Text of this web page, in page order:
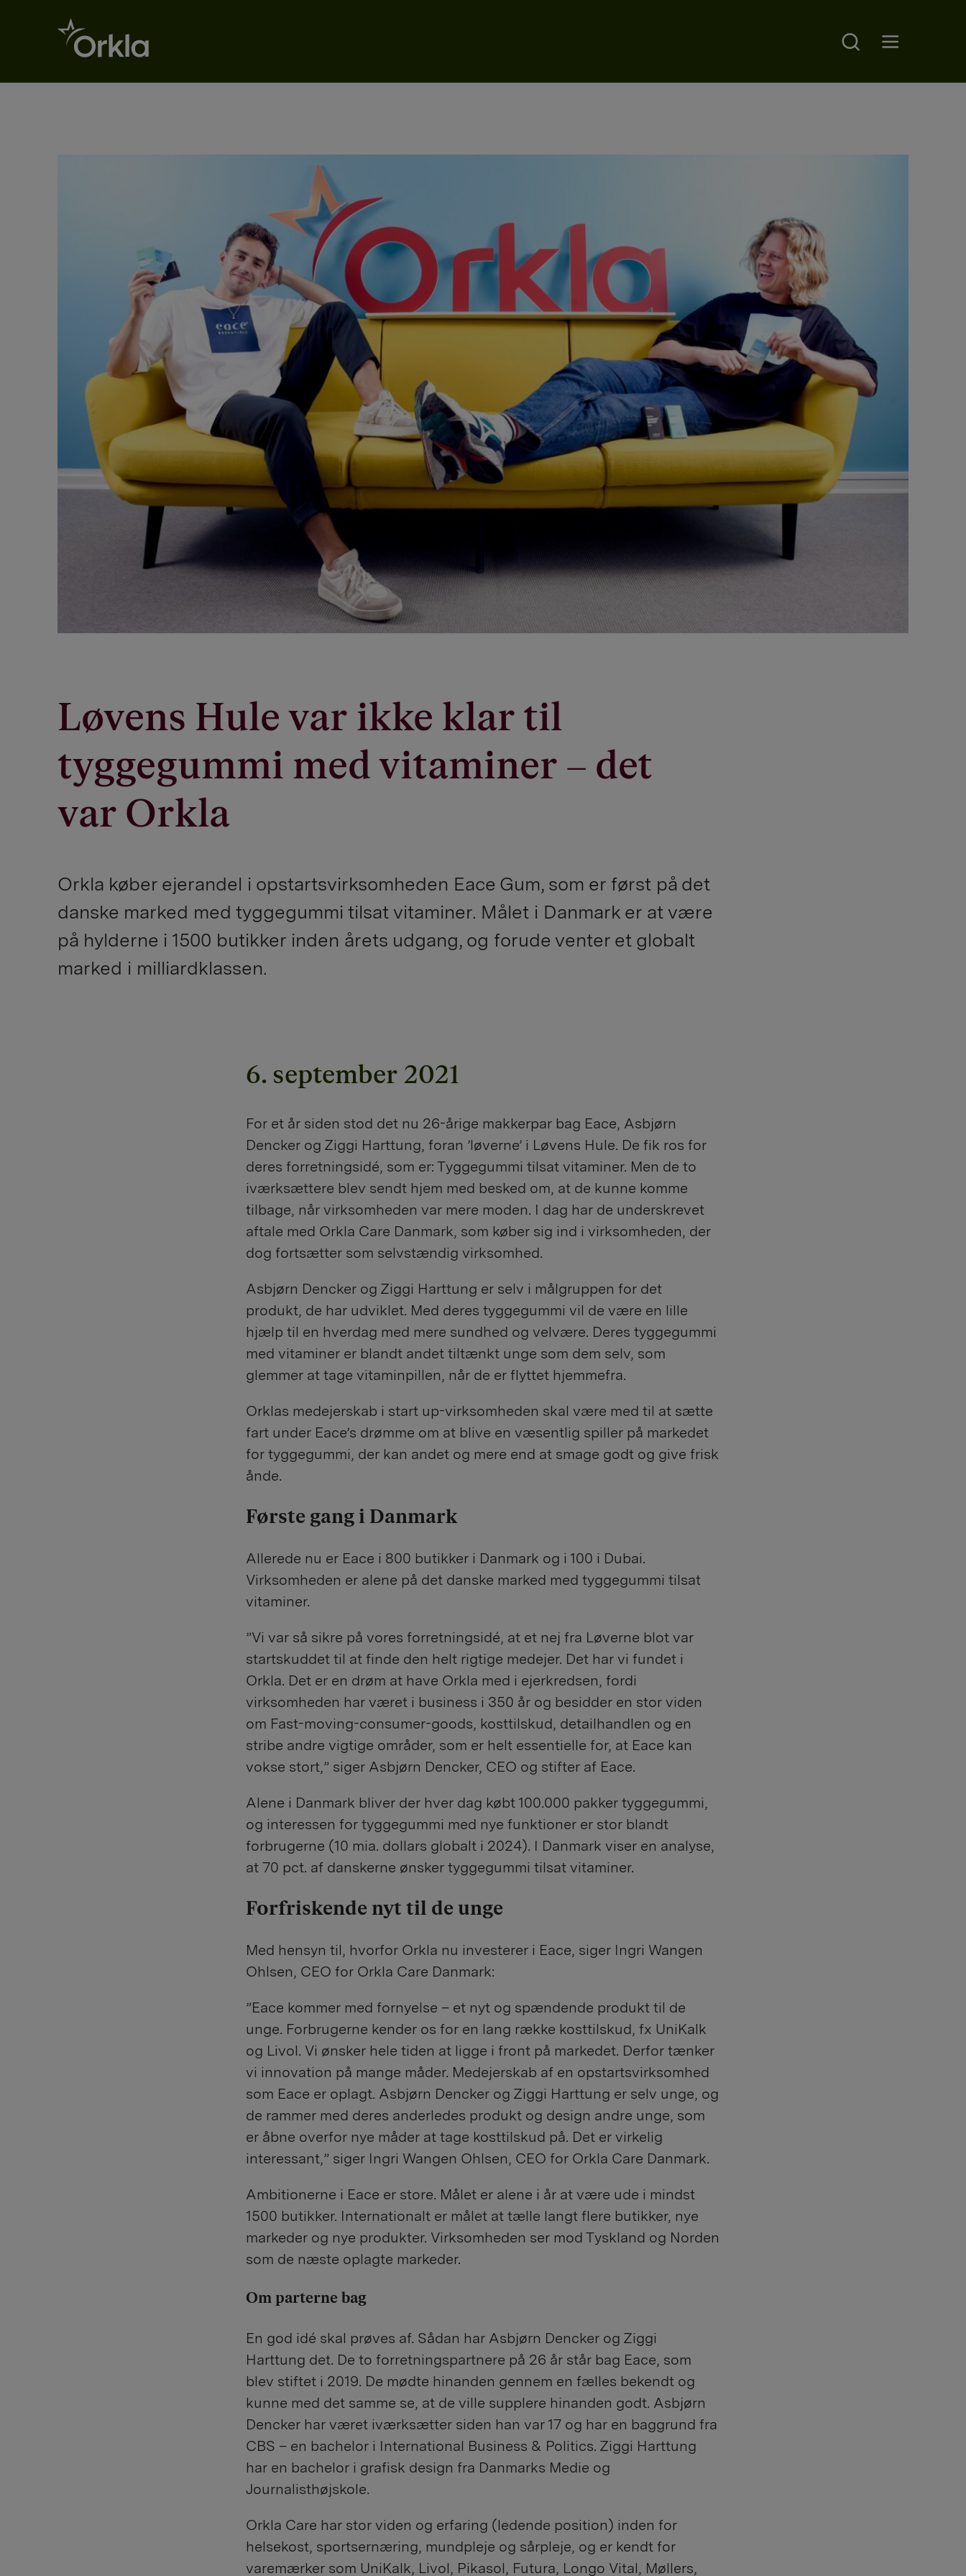
Go to frontpage
Search
Løvens Hule var ikke klar til
tyggegummi med vitaminer – det
var Orkla
Orkla køber ejerandel i opstartsvirksomheden Eace Gum, som er først på det
danske marked med tyggegummi tilsat vitaminer. Målet i Danmark er at være
på hylderne i 1500 butikker inden årets udgang, og forude venter et globalt
marked i milliardklassen.
6. september 2021
For et år siden stod det nu 26-årige makkerpar bag Eace, Asbjørn
Dencker og Ziggi Harttung, foran ’løverne’ i Løvens Hule. De fik ros for
deres forretningsidé, som er: Tyggegummi tilsat vitaminer. Men de to
iværksættere blev sendt hjem med besked om, at de kunne komme
tilbage, når virksomheden var mere moden. I dag har de underskrevet
aftale med Orkla Care Danmark, som køber sig ind i virksomheden, der
dog fortsætter som selvstændig virksomhed.
Asbjørn Dencker og Ziggi Harttung er selv i målgruppen for det
produkt, de har udviklet. Med deres tyggegummi vil de være en lille
hjælp til en hverdag med mere sundhed og velvære. Deres tyggegummi
med vitaminer er blandt andet tiltænkt unge som dem selv, som
glemmer at tage vitaminpillen, når de er flyttet hjemmefra.
Orklas medejerskab i start up-virksomheden skal være med til at sætte
fart under Eace’s drømme om at blive en væsentlig spiller på markedet
for tyggegummi, der kan andet og mere end at smage godt og give frisk
ånde.
Første gang i Danmark
Allerede nu er Eace i 800 butikker i Danmark og i 100 i Dubai.
Virksomheden er alene på det danske marked med tyggegummi tilsat
vitaminer.
”Vi var så sikre på vores forretningsidé, at et nej fra Løverne blot var
startskuddet til at finde den helt rigtige medejer. Det har vi fundet i
Orkla. Det er en drøm at have Orkla med i ejerkredsen, fordi
virksomheden har været i business i 350 år og besidder en stor viden
om Fast-moving-consumer-goods, kosttilskud, detailhandlen og en
stribe andre vigtige områder, som er helt essentielle for, at Eace kan
vokse stort,” siger Asbjørn Dencker, CEO og stifter af Eace.
Alene i Danmark bliver der hver dag købt 100.000 pakker tyggegummi,
og interessen for tyggegummi med nye funktioner er stor blandt
forbrugerne (10 mia. dollars globalt i 2024). I Danmark viser en analyse,
at 70 pct. af danskerne ønsker tyggegummi tilsat vitaminer.
Forfriskende nyt til de unge
Med hensyn til, hvorfor Orkla nu investerer i Eace, siger Ingri Wangen
Ohlsen, CEO for Orkla Care Danmark:
”Eace kommer med fornyelse – et nyt og spændende produkt til de
unge. Forbrugerne kender os for en lang række kosttilskud, fx UniKalk
og Livol. Vi ønsker hele tiden at ligge i front på markedet. Derfor tænker
vi innovation på mange måder. Medejerskab af en opstartsvirksomhed
som Eace er oplagt. Asbjørn Dencker og Ziggi Harttung er selv unge, og
de rammer med deres anderledes produkt og design andre unge, som
er åbne overfor nye måder at tage kosttilskud på. Det er virkelig
interessant,” siger Ingri Wangen Ohlsen, CEO for Orkla Care Danmark.
Ambitionerne i Eace er store. Målet er alene i år at være ude i mindst
1500 butikker. Internationalt er målet at tælle langt flere butikker, nye
markeder og nye produkter. Virksomheden ser mod Tyskland og Norden
som de næste oplagte markeder.
Om parterne bag
En god idé skal prøves af. Sådan har Asbjørn Dencker og Ziggi
Harttung det. De to forretningspartnere på 26 år står bag Eace, som
blev stiftet i 2019. De mødte hinanden gennem en fælles bekendt og
kunne med det samme se, at de ville supplere hinanden godt. Asbjørn
Dencker har været iværksætter siden han var 17 og har en baggrund fra
CBS – en bachelor i International Business & Politics. Ziggi Harttung
har en bachelor i grafisk design fra Danmarks Medie og
Journalisthøjskole.
Orkla Care har stor viden og erfaring (ledende position) inden for
helsekost, sportsernæring, mundpleje og sårpleje, og er kendt for
varemærker som UniKalk, Livol, Pikasol, Futura, Longo Vital, Møllers,